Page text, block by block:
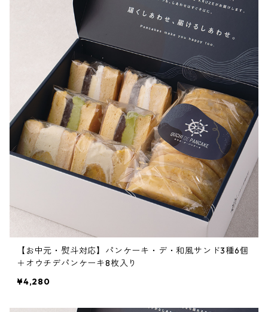
【お中元・熨斗対応】パンケーキ・デ・和風サンド3種6個
＋オウチデパンケーキ8枚入り
¥4,280